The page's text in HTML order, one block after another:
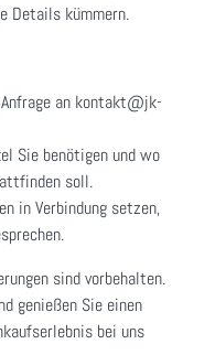
Details kümmern.
an kontakt@jk-
Sie benötigen und wo
soll.
in Verbindung setzen,
sind vorbehalten.
genießen Sie einen
bei uns